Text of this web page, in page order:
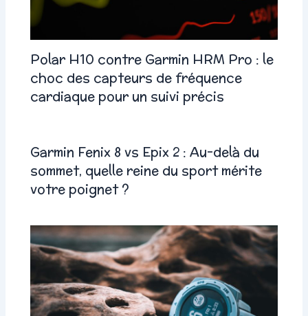
Polar H10 contre Garmin HRM Pro : le
choc des capteurs de fréquence
cardiaque pour un suivi précis
Garmin Fenix 8 vs Epix 2 : Au-delà du
sommet, quelle reine du sport mérite
votre poignet ?